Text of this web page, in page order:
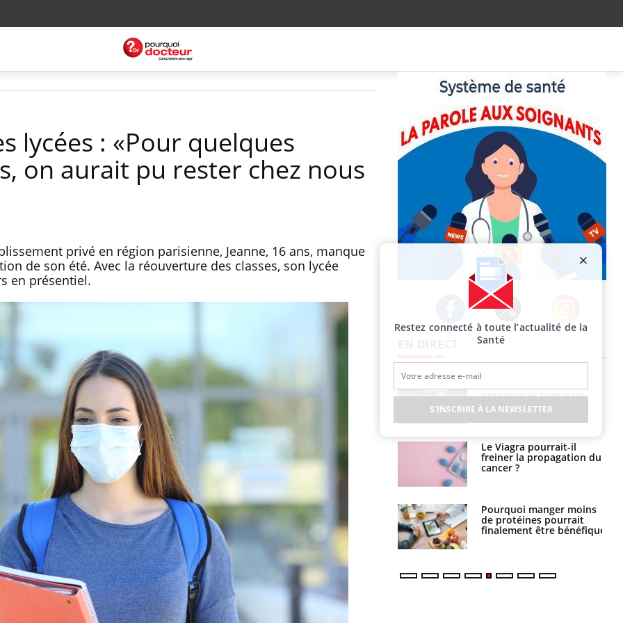
lycées : «Pour quelques
on aurait pu rester chez nous
privé en région parisienne, Jeanne, 16 ans, manque
de son été. Avec la réouverture des classes, son lycée
en présentiel.
Facebook Twitter Instagram
Chikungunya, dengue,
West Nile : que se passe-
t-il dans le sud de la
France ?
Les médicaments GLP-1
protègent-ils aussi les os
?
Cytomégalovirus : ce qui
change dans la prise en
charge des femmes
enceintes
tous les jours se profile-t-
elle enfin ?
Pourquoi votre ventre
gâche-t-il les premiers
jours de vos vacances ?
pourquoi le risque de
noyade grimpe-t-il ?
Le Viagra pourrait-il
freiner la propagation du
cancer ?
Pourquoi manger moins
de protéines pourrait
finalement être bénéfique
Restez connecté à toute l’actualité de la
Santé
S'INSCRIRE À LA NEWSLETTER